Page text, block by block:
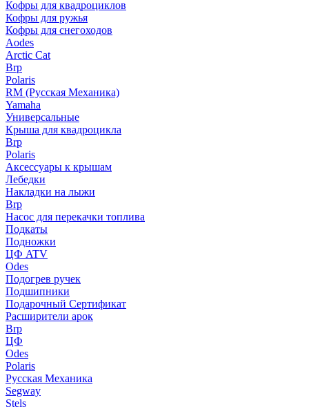
Кофры для квадроциклов
Кофры для ружья
Кофры для снегоходов
Aodes
Arctic Cat
Brp
Polaris
RM (Русская Механика)
Yamaha
Универсальные
Крыша для квадроцикла
Brp
Polaris
Аксессуары к крышам
Лебедки
Накладки на лыжи
Brp
Насос для перекачки топлива
Подкаты
Подножки
ЦФ ATV
Odes
Подогрев ручек
Подшипники
Подарочный Сертификат
Расширители арок
Brp
ЦФ
Odes
Polaris
Русская Механика
Segway
Stels